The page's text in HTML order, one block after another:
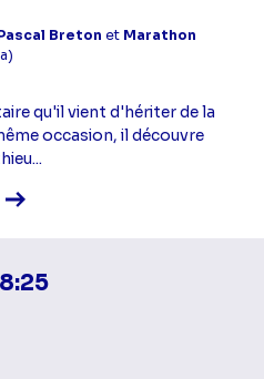
Breton et Marathon
qu'il vient d'hériter de la
occasion, il découvre
Voir la fiche diffusion